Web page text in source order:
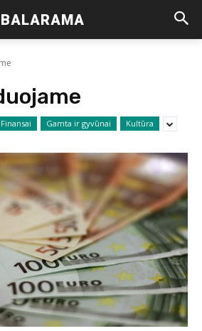
BALARAMA
Finansai Gamta ir gyvūnai Kultūra